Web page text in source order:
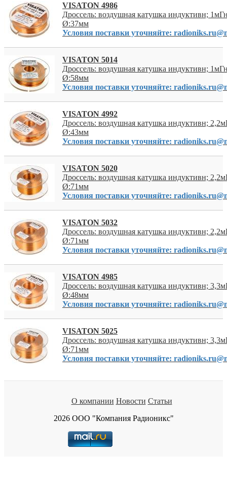
VISATON 4986
Дроссель: воздушная катушка индуктивн;
Ø:37мм
Условия поставки уточняйте:
VISATON 5014
Дроссель: воздушная катушка индуктивн;
Ø:58мм
Условия поставки уточняйте:
VISATON 4992
Дроссель: воздушная катушка индуктивн;
Ø:43мм
Условия поставки уточняйте:
VISATON 5020
Дроссель: воздушная катушка индуктивн;
Ø:71мм
Условия поставки уточняйте:
VISATON 5032
Дроссель: воздушная катушка индуктивн;
Ø:71мм
Условия поставки уточняйте:
VISATON 4985
Дроссель: воздушная катушка индуктивн;
Ø:48мм
Условия поставки уточняйте:
VISATON 5025
Дроссель: воздушная катушка индуктивн;
Ø:71мм
Условия поставки уточняйте:
О компании Новости Статьи
2026 ООО "Компания Радионикс"